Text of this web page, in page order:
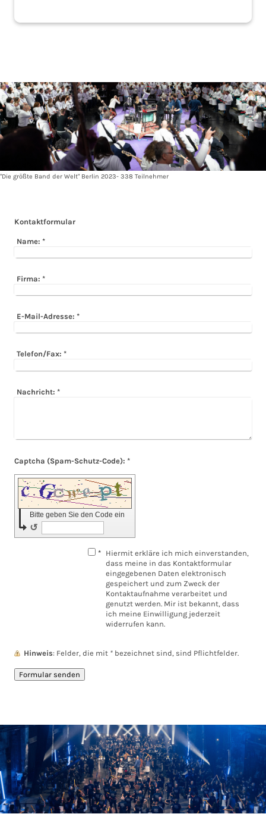
"Die größte Band der Welt" Berlin 2023- 338 Teilnehmer
Kontaktformular
Name: *
Firma: *
E-Mail-Adresse: *
Telefon/Fax: *
Nachricht: *
Captcha (Spam-Schutz-Code): *
Bitte geben Sie den Code ein
↺
* Hiermit erkläre ich mich einverstanden,
dass meine in das Kontaktformular
eingegebenen Daten elektronisch
gespeichert und zum Zweck der
Kontaktaufnahme verarbeitet und
genutzt werden. Mir ist bekannt, dass
ich meine Einwilligung jederzeit
widerrufen kann.
Hinweis : Felder, die mit * bezeichnet sind, sind Pflichtfelder.